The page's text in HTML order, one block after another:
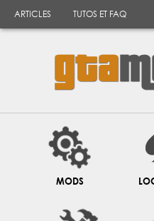
ARTICLES TUTOS ET FAQ
MODS